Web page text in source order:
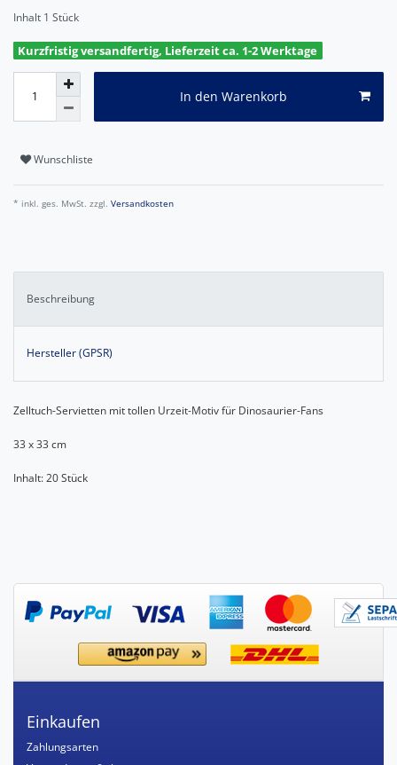
Inhalt 1 Stück
Kurzfristig versandfertig, Lieferzeit ca. 1-2 Werktage
In den Warenkorb
Wunschliste
* inkl. ges. MwSt. zzgl. Versandkosten
Beschreibung
Hersteller (GPSR)
Zelltuch-Servietten mit tollen Urzeit-Motiv für Dinosaurier-Fans
33 x 33 cm
Inhalt: 20 Stück
Einkaufen
Zahlungsarten